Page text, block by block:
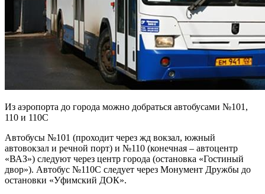
Из аэропорта до города можно добраться автобусами №101,
110 и 110С
Автобусы №101 (проходит через жд вокзал, южный
автовокзал и речной порт) и №110 (конечная – автоцентр
«ВАЗ») следуют через центр города (остановка «Гостиный
двор»). Автобус №110С следует через Монумент Дружбы до
остановки «Уфимский ДОК».